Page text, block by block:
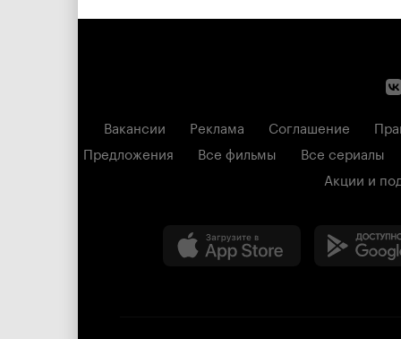
Вакансии Реклама Соглашение
Предложения
Все фильмы
Все сериалы
Акции и